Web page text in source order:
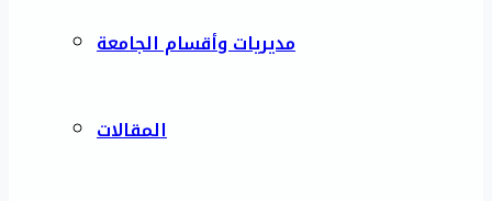
مديريات وأقسام الجامعة
المقالات